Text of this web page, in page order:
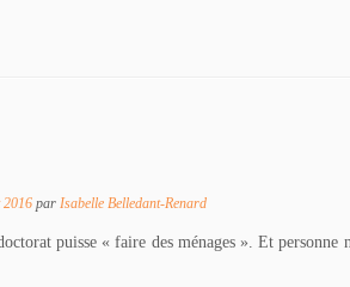
2016 par Isabelle Belledant-Renard
puisse « faire des ménages ». Et personne